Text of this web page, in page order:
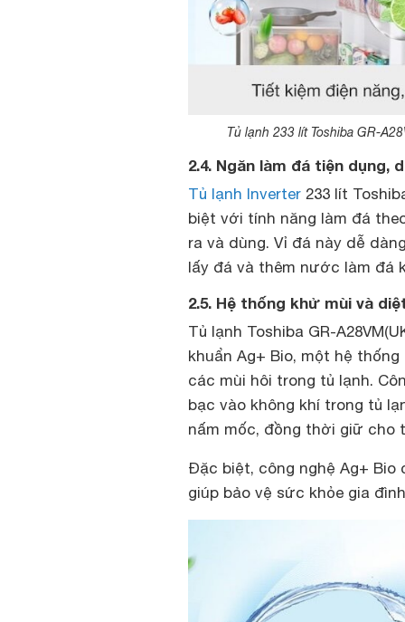
Tủ lạnh 233 lít Toshiba GR-
2.4. Ngăn làm đá tiện dụng,
Tủ lạnh Inverter 233 lít
biệt với tính năng làm đá
ra và dùng. Vỉ đá này dễ
lấy đá và thêm nước làm đá
2.5. Hệ thống khử mùi và
Tủ lạnh Toshiba GR-
khuẩn Ag+ Bio, một hệ
các mùi hôi trong tủ lạnh.
bạc vào không khí trong tủ
nấm mốc, đồng thời giữ cho
Đặc biệt, công nghệ Ag+
giúp bảo vệ sức khỏe gia